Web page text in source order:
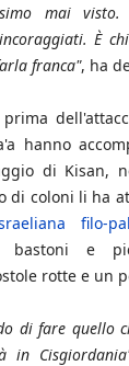
mai
È
franca", ha
hanno
di Kisan,
di coloni li ha
filo-
bastoni e
rotte e un
di fare quello
in